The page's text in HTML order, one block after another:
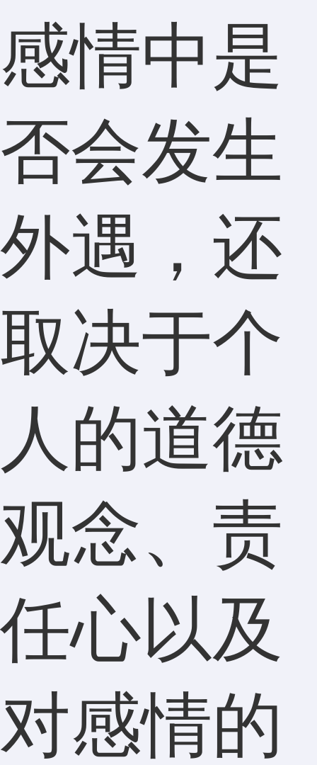
感情中是
否会发生
外遇，还
取决于个
人的道德
观念、责
任心以及
对感情的